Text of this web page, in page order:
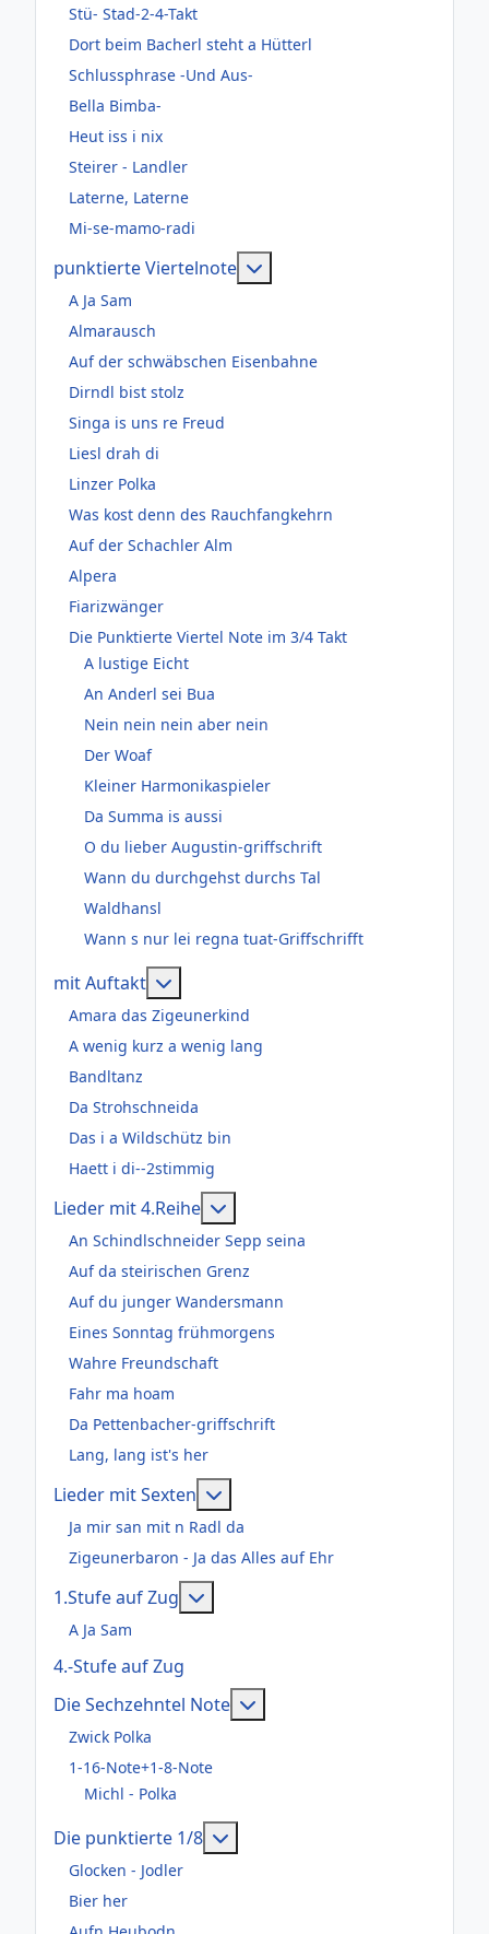
Stü- Stad-2-4-Takt
Dort beim Bacherl steht a Hütterl
Schlussphrase -Und Aus-
Bella Bimba-
Heut iss i nix
Steirer - Landler
Laterne, Laterne
Mi-se-mamo-radi
punktierte Viertelnote
A Ja Sam
Almarausch
Auf der schwäbschen Eisenbahne
Dirndl bist stolz
Singa is uns re Freud
Liesl drah di
Linzer Polka
Was kost denn des Rauchfangkehrn
Auf der Schachler Alm
Alpera
Fiarizwänger
Die Punktierte Viertel Note im 3/4 Takt
A lustige Eicht
An Anderl sei Bua
Nein nein nein aber nein
Der Woaf
Kleiner Harmonikaspieler
Da Summa is aussi
O du lieber Augustin-griffschrift
Wann du durchgehst durchs Tal
Waldhansl
Wann s nur lei regna tuat-Griffschrifft
mit Auftakt
Amara das Zigeunerkind
A wenig kurz a wenig lang
Bandltanz
Da Strohschneida
Das i a Wildschütz bin
Haett i di--2stimmig
Lieder mit 4.Reihe
An Schindlschneider Sepp seina
Auf da steirischen Grenz
Auf du junger Wandersmann
Eines Sonntag frühmorgens
Wahre Freundschaft
Fahr ma hoam
Da Pettenbacher-griffschrift
Lang, lang ist's her
Lieder mit Sexten
Ja mir san mit n Radl da
Zigeunerbaron - Ja das Alles auf Ehr
1.Stufe auf Zug
A Ja Sam
4.-Stufe auf Zug
Die Sechzehntel Note
Zwick Polka
1-16-Note+1-8-Note
Michl - Polka
Die punktierte 1/8
Glocken - Jodler
Bier her